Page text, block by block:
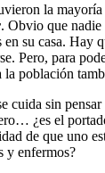
la mayoría
. Obvio que nadie
su casa. Hay
Pero, para
la población
cuida sin pensar
¿es el
de que uno
y enfermos?